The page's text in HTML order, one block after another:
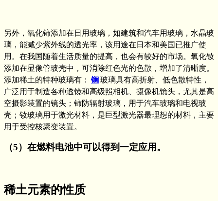
另外，氧化铈添加在日用玻璃，如建筑和汽车用玻璃，水晶玻
璃，能减少紫外线的透光率，该用途在日本和美国已推广使
用。在我国随着生活质量的提高，也会有较好的市场。氧化钕
添加在显像管玻壳中，可消除红色光的色散，增加了清晰度。
添加稀土的特种玻璃有： 镧 玻璃具有高折射、低色散特性，
广泛用于制造各种透镜和高级照相机、摄像机镜头，尤其是高
空摄影装置的镜头；铈防辐射玻璃，用于汽车玻璃和电视玻
壳；钕玻璃用于激光材料，是巨型激光器最理想的材料，主要
用于受控核聚变装置。
（5）在燃料电池中可以得到一定应用。
稀土元素的性质